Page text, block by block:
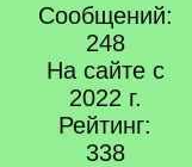
Сообщений:
248
На сайте с
2022 г.
Рейтинг:
338